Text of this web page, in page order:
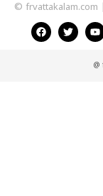
© frvattakalam.com
@